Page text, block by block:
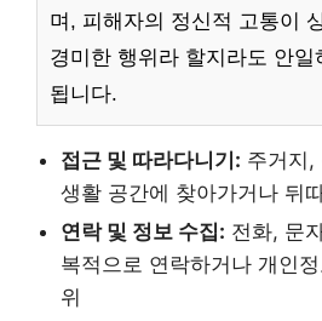
며, 피해자의 정신적 고통이
경미한 행위라 할지라도 안
됩니다.
접근 및 따라다니기: 주거지,
생활 공간에 찾아가거나 뒤
연락 및 정보 수집: 전화, 문
복적으로 연락하거나 개인
위